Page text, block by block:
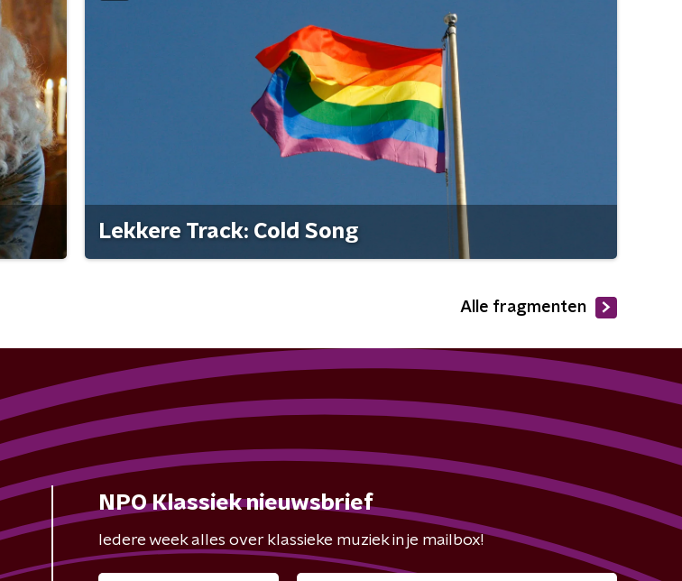
Lekkere Track: Cold Song
Alle fragmenten
NPO Klassiek nieuwsbrief
Iedere week alles over klassieke muziek in je mailbox!